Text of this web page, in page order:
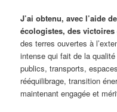
J’ai obtenu, avec l’aide
écologistes, des
des terres ouvertes à
intense qui fait de la
publics, transports,
rééquilibrage, transition
maintenant engagée et